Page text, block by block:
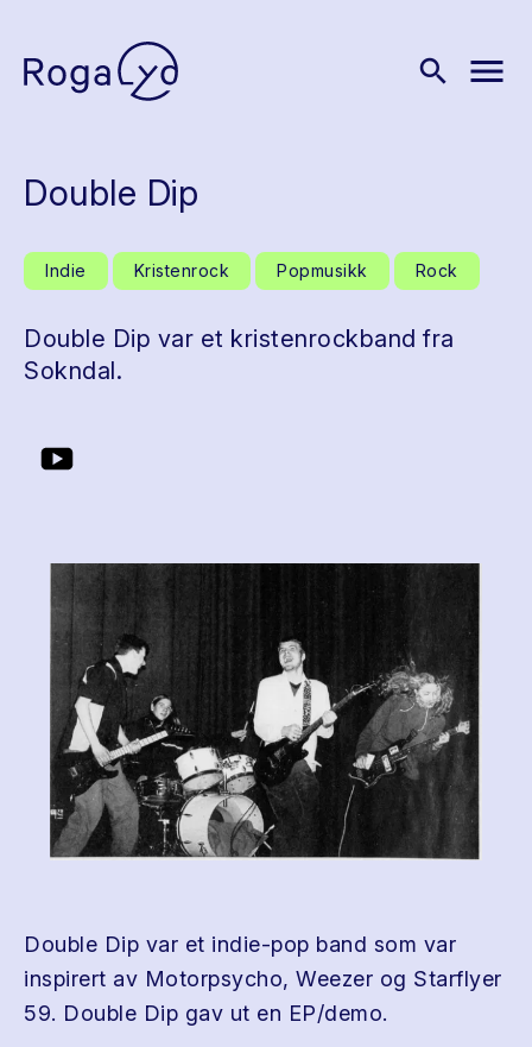
search menu
Double Dip
Indie Kristenrock Popmusikk Rock
Double Dip var et kristenrockband fra
Sokndal.
Double Dip var et indie-pop band som var
inspirert av Motorpsycho, Weezer og Starflyer
59. Double Dip gav ut en EP/demo.